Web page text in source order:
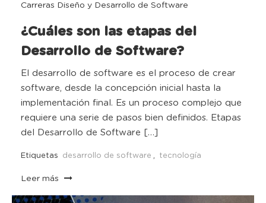
Carreras Diseño y Desarrollo de Software
¿Cuáles son las etapas del
Desarrollo de Software?
El desarrollo de software es el proceso de crear
software, desde la concepción inicial hasta la
implementación final. Es un proceso complejo que
requiere una serie de pasos bien definidos. Etapas
del Desarrollo de Software […]
Etiquetas desarrollo de software , tecnología
Leer más